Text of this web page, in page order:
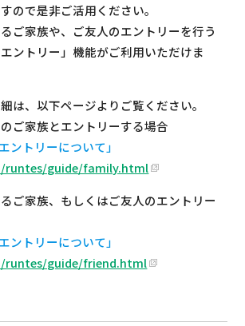
ので是非ご活用ください。
ご家族や、ご友人のエントリーを行う
ントリー」機能がご利用いただけま
は、以下ページよりご覧ください。
ご家族とエントリーする場合
ントリーについて」
guide/family.html
ご家族、もしくはご友人のエントリー
ントリーについて」
guide/friend.html